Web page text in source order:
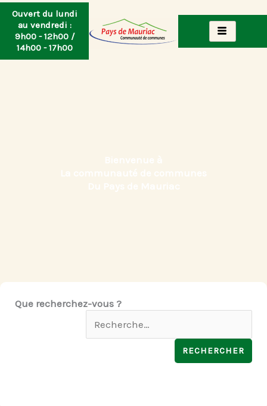
contenu
Ouvert du lundi
au vendredi :
9h00 - 12h00 /
14h00 - 17h00
Que recherchez-vous ?
Rechercher :